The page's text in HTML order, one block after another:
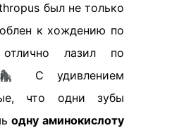
был не только
к хождению по
лазил по
С удивлением
что одни зубы
одну аминокислоту